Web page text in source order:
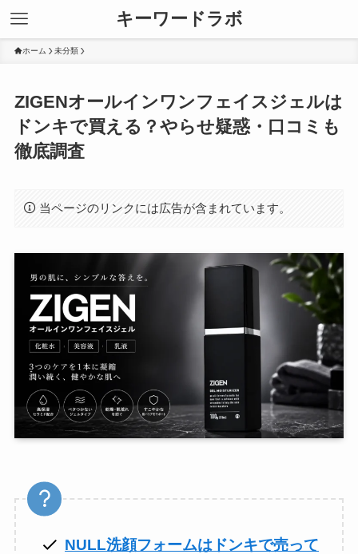
キーワードラボ
ホーム 未分類
ZIGENオールインワンフェイスジェルは
ドンキで買える？やらせ疑惑・口コミも
徹底調査
当ページのリンクには広告が含まれています。
NULL洗顔フォームはドンキで売って